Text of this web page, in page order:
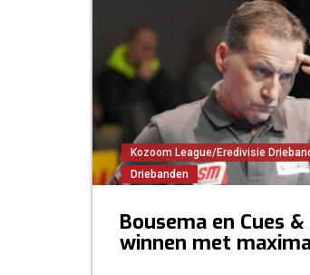
Kozoom League/Eredivisie
Driebanden
Bousema en Cues
winnen met